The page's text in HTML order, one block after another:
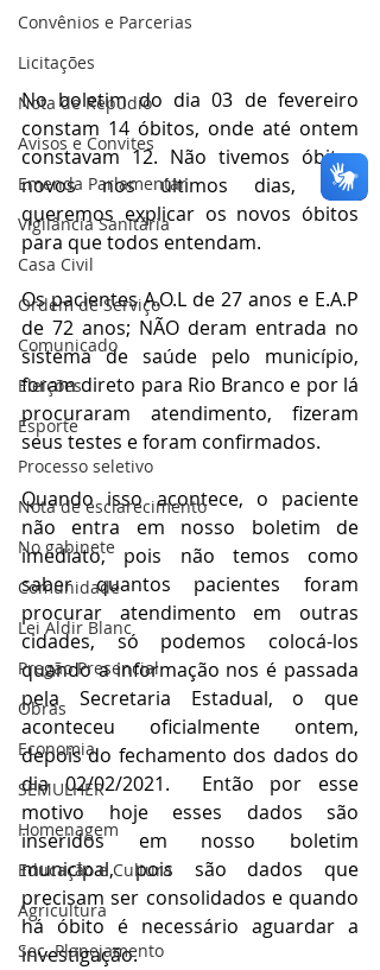
Convênios e Parcerias
Licitações
Nota de Repúdio
Avisos e Convites
Emenda Parlamentar
Vigilância Sanitária
Casa Civil
Ordem de Serviço
Comunicado
Eleições
Esporte
Processo seletivo
Nota de esclarecimento
No gabinete
Comunidade
Lei Aldir Blanc
Pregão Presencial
Obras
Economia
SEMULHER
Homenagem
Educação e Cultura
Agricultura
Sec. Planejamento
No boletim do dia 03 de fevereiro
constam 14 óbitos, onde até ontem
constavam 12. Não tivemos óbitos
novos nos últimos dias, mas
queremos explicar os novos óbitos
para que todos entendam.
Os pacientes A.O.L de 27 anos e E.A.P
de 72 anos; NÃO deram entrada no
sistema de saúde pelo município,
foram direto para Rio Branco e por lá
procuraram atendimento, fizeram
seus testes e foram confirmados.
Quando isso acontece, o paciente
não entra em nosso boletim de
imediato, pois não temos como
saber quantos pacientes foram
procurar atendimento em outras
cidades, só podemos colocá-los
quando a informação nos é passada
pela Secretaria Estadual, o que
aconteceu oficialmente ontem,
depois do fechamento dos dados do
dia 02/02/2021.  Então por esse
motivo hoje esses dados são
inseridos em nosso boletim
municipal, pois são dados que
precisam ser consolidados e quando
há óbito é necessário aguardar a
investigação.